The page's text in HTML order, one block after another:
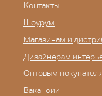
Контакты
Шоурум
Магазинам и
Дизайнерам
Оптовым
Вакансии